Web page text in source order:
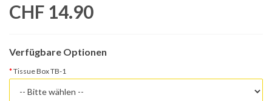
CHF 14.90
Verfügbare Optionen
Tissue Box TB-1